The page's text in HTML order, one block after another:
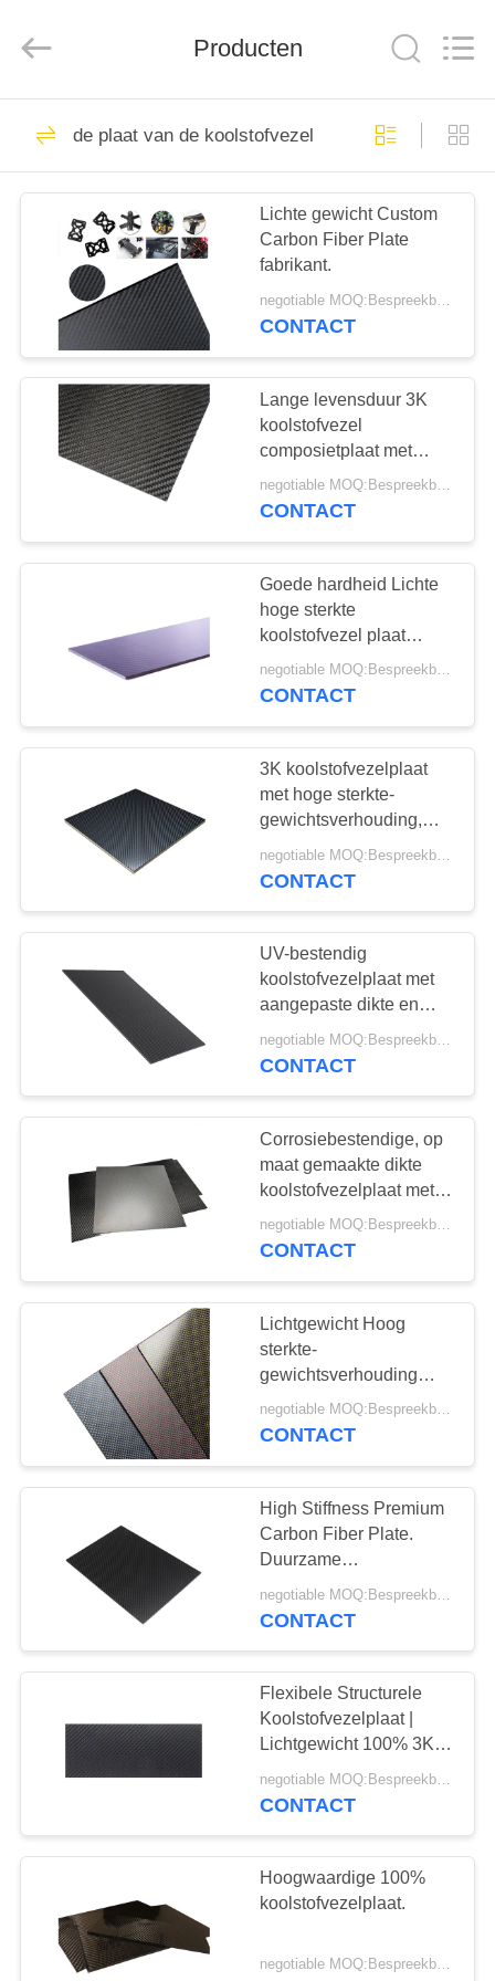
HUIS
PRODUCTEN
ONGEVEER
ONS
FABRIEKSREIS
KWALITEITSCONTROLE
CONTACTEER
ONS
OM EEN
CITAAT
SITEMAP
PRIVACY
POLICY
IMP.&EXP.
CO.,LTD.
Reserved.
De buis van de
koolstofvezel
682
de plaat van de
koolstofvezel
579
Koolstofvezel
Telescopische Pool
125
De Vezelbuis van de
gloeidraad
Gekronkelde
Koolstof
15
De Samengestelde
Plaat van de
koolstofvezel
De Staaf van de
koolstofvezel
22
glasvezelpolen
CNC aluminium
onderdelen
31
Producten
de plaat van de koolstofvezel
Lichte gewicht Custom
Carbon Fiber Plate
fabrikant.
negotiable MOQ:Bespreekbaar
CONTACT
Lange levensduur 3K
koolstofvezel
composietplaat met
hoge sterkte en
aangepaste dikte
negotiable MOQ:Bespreekbaar
CONTACT
Goede hardheid Lichte
hoge sterkte
koolstofvezel plaat
composietplaat
negotiable MOQ:Bespreekbaar
CONTACT
3K koolstofvezelplaat
met hoge sterkte-
gewichtsverhouding,
premium oppervlak en
aangepaste productie
CONTACT
UV-bestendig
koolstofvezelplaat met
aangepaste dikte en
hoge sterkte-
gewichtsverhouding
negotiable MOQ:Bespreekbaar
CONTACT
Corrosiebestendige, op
maat gemaakte dikte
koolstofvezelplaat met
precisie-CNC-bewerking
negotiable MOQ:Bespreekbaar
CONTACT
Lichtgewicht Hoog
sterkte-
gewichtsverhouding
koolstofvezelplaat met
CNC-bewerking
negotiable MOQ:Bespreekbaar
CONTACT
High Stiffness Premium
Carbon Fiber Plate.
Duurzame
composietplaat
fabrikant.
CONTACT
Flexibele Structurele
Koolstofvezelplaat |
Lichtgewicht 100% 3K
Composietpanelen
negotiable MOQ:Bespreekbaar
CONTACT
Hoogwaardige 100%
koolstofvezelplaat.
negotiable MOQ:Bespreekbaar